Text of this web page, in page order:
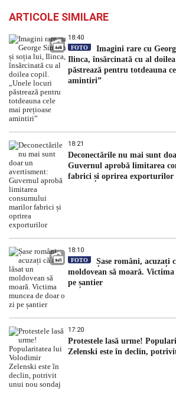
ARTICOLE SIMILARE
18:40
FOTO
Imagini rare cu
Ilinca, însărcinată cu al
păstrează pentru totdeauna
amintiri”
18:21
Deconectările nu mai sunt
Guvernul aprobă limitarea
fabrici și oprirea exporturilor
18:10
FOTO
Șase români, acuzați
moldovean să moară.
pe șantier
17:20
Protestele lasă urme!
Zelenski este în declin,